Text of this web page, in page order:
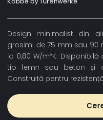
Design minimalist din
grosimi de 75 mm sau 90
la 0,80 W/m²K.
tip lemn sau beton și
Construită pentru